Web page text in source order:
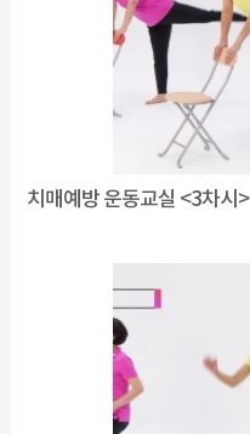
치매예방 운동교실 <3차시>